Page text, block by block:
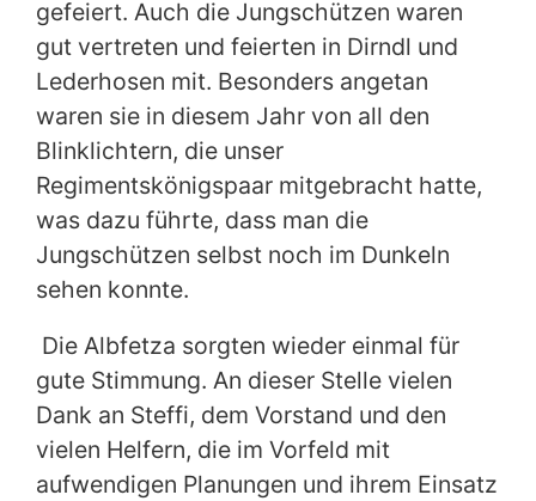
gefeiert. Auch die Jungschützen waren
gut vertreten und feierten in Dirndl und
Lederhosen mit. Besonders angetan
waren sie in diesem Jahr von all den
Blinklichtern, die unser
Regimentskönigspaar mitgebracht hatte,
was dazu führte, dass man die
Jungschützen selbst noch im Dunkeln
sehen konnte.
Die Albfetza sorgten wieder einmal für
gute Stimmung. An dieser Stelle vielen
Dank an Steffi, dem Vorstand und den
vielen Helfern, die im Vorfeld mit
aufwendigen Planungen und ihrem Einsatz